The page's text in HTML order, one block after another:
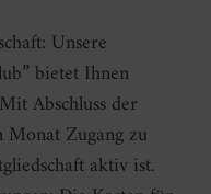
Unsere
bietet Ihnen
Abschluss der
Monat Zugang zu
aktiv ist.